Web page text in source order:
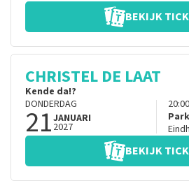
BEKIJK
CHRISTEL DE LAAT
Kende da!?
DONDERDAG
21JANUARI
2027
20:00
BEKIJK